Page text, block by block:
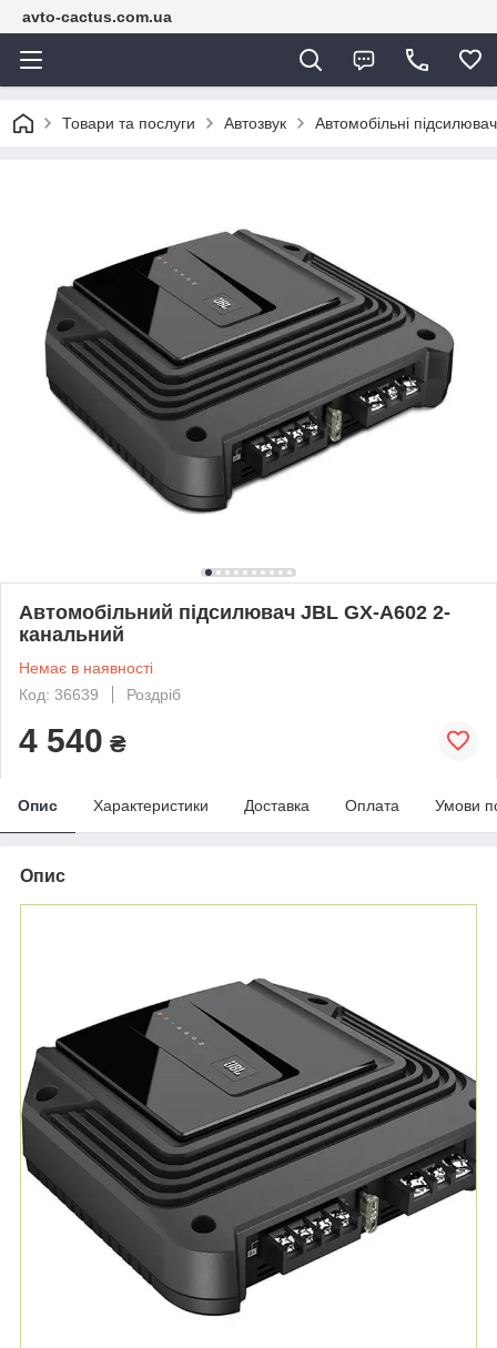
avto-cactus.com.ua
Товари та послуги Автозвук Автомобільні
Автомобільний підсилювач JBL GX-A602 2-
канальний
Немає в наявності
Код: 36639
Роздріб
4 540 ₴
Опис Характеристики Доставка Оплата Умови
Опис